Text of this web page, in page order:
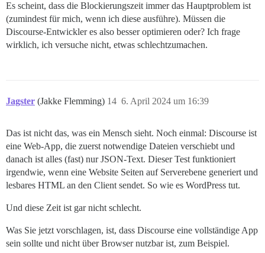
Es scheint, dass die Blockierungszeit immer das Hauptproblem ist
(zumindest für mich, wenn ich diese ausführe). Müssen die
Discourse-Entwickler es also besser optimieren oder? Ich frage
wirklich, ich versuche nicht, etwas schlechtzumachen.
Jagster (Jakke Flemming) 6. April 2024 um 16:39
14
Das ist nicht das, was ein Mensch sieht. Noch einmal: Discourse ist
eine Web-App, die zuerst notwendige Dateien verschiebt und
danach ist alles (fast) nur JSON-Text. Dieser Test funktioniert
irgendwie, wenn eine Website Seiten auf Serverebene generiert und
lesbares HTML an den Client sendet. So wie es WordPress tut.
Und diese Zeit ist gar nicht schlecht.
Was Sie jetzt vorschlagen, ist, dass Discourse eine vollständige App
sein sollte und nicht über Browser nutzbar ist, zum Beispiel.